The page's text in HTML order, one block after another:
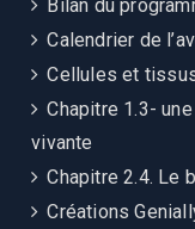
Bilan du
Calendrier de
Cellules et
Chapitre 1.3-
vivante
Chapitre 2.4. Le
Créations